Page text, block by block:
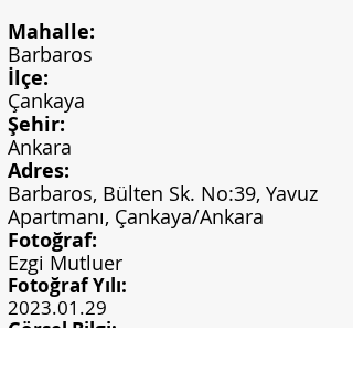
Mahalle:
Barbaros
İlçe:
Çankaya
Şehir:
Ankara
Adres:
Barbaros, Bülten Sk. No:39, Yavuz
Apartmanı, Çankaya/Ankara
Fotoğraf:
Ezgi Mutluer
Fotoğraf Yılı:
2023.01.29
Görsel Bilgi: